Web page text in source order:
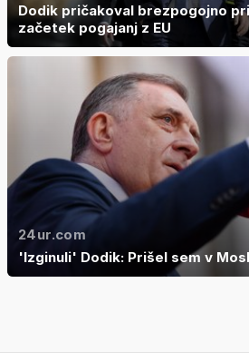
Dodik pričakoval brezpogojno
začetek pogajanj z EU
24ur.com
'Izginuli' Dodik: Prišel sem v